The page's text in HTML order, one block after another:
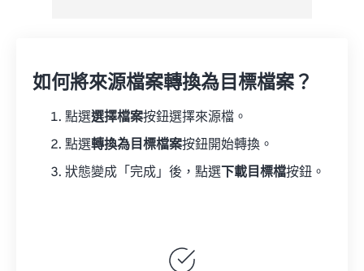
如何將來源檔案轉換為目標檔案？
點選選擇檔案按鈕選擇來源檔。
點選轉換為目標檔案按鈕開始轉換。
狀態變成「完成」後，點選 下載目標檔按鈕。